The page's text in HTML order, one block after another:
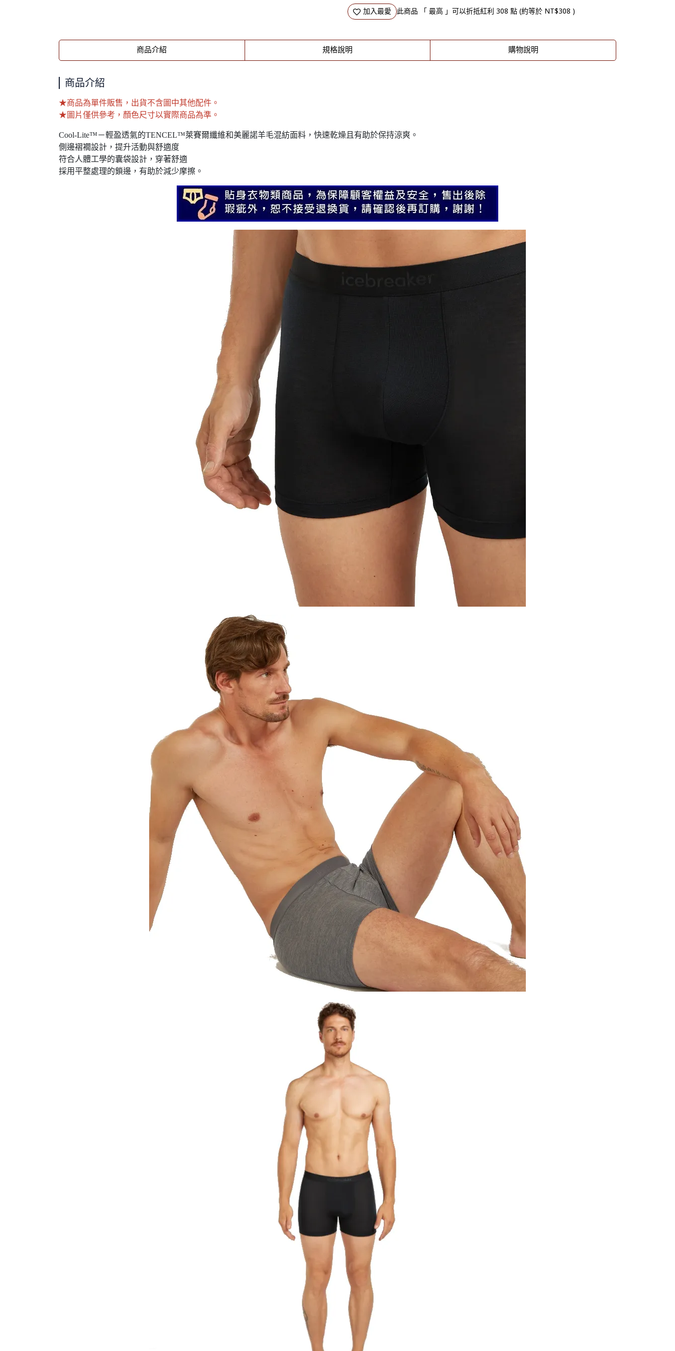
加入最愛 此商品 「 最高 」可以折抵紅利 308 點 (約等於 NT$308 )
商品介紹 規格說明 購物說明
商品介紹
★商品為單件販售，出貨不含圖中其他配件。
★圖片僅供參考，顏色尺寸以實際商品為準。
Cool-Lite™－輕盈透氣的TENCEL™萊賽爾纖維和美麗諾羊毛混紡面料，快速乾燥且有​​助於保持涼爽。
側邊褶襉設計，提升活動與舒適度
符合人體工學的囊袋設計，穿著舒適
採用平整處理的鎖邊，有助於減少摩擦。